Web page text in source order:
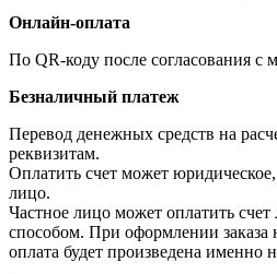
Онлайн-оплата
По QR-коду после согласования с
Безналичный платеж
Перевод денежных средств на
реквизитам.
Оплатить счет может
лицо.
Частное лицо может оплатить
способом. При оформлении заказа
оплата будет произведена именно